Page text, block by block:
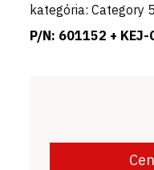
kategória: Category
P/N: 601152 + KEJ-